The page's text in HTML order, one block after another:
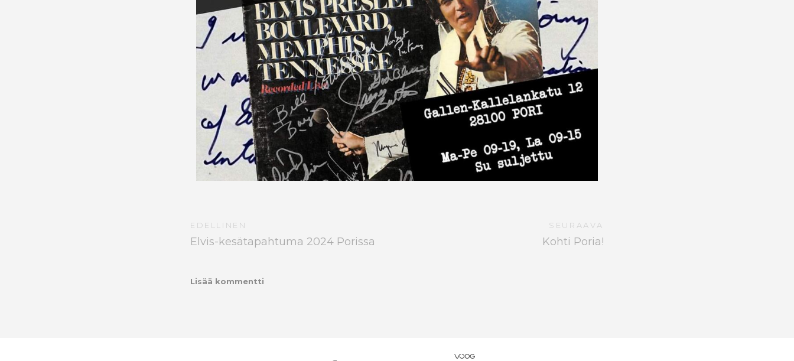
EDELLINEN
Elvis-kesätapahtuma 2024 Porissa
SEURAAVA
Kohti Poria!
Lisää kommentti